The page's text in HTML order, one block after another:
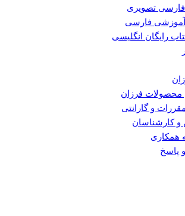
تصویری
آموزشی فارسی
رایگان انگلیسی
محصولات فرزان
و گارانتی
و کارشناسان
همکاری
پاسخ